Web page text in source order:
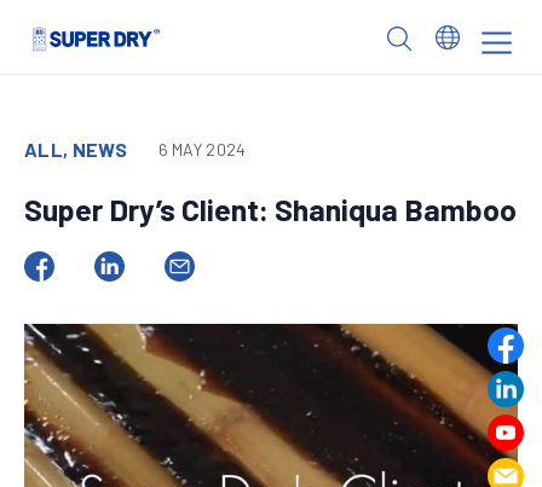
ALL, NEWS 6 MAY 2024
Super Dry’s Client: Shaniqua Bamboo